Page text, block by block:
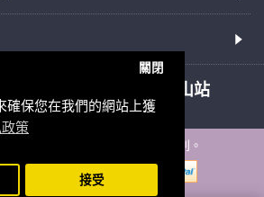
確保您在我們的網站上獲
策
關閉
接受
新蒲崗，近鑽石山站
2020，ibizgift.com，保留所有權利。